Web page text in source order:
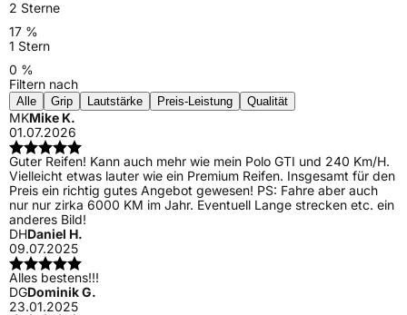
2 Sterne
17 %
1 Stern
0 %
Filtern nach
Alle Grip Lautstärke Preis-Leistung Qualität
MKMike K.
01.07.2026
Guter Reifen! Kann auch mehr wie mein Polo GTI und 240 Km/H.
Vielleicht etwas lauter wie ein Premium Reifen. Insgesamt für den
Preis ein richtig gutes Angebot gewesen! PS: Fahre aber auch
nur nur zirka 6000 KM im Jahr. Eventuell Lange strecken etc. ein
anderes Bild!
DHDaniel H.
09.07.2025
Alles bestens!!!
DGDominik G.
23.01.2025